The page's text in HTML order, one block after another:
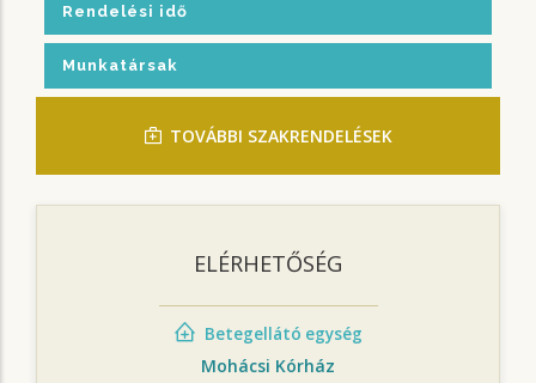
Rendelési idő
Munkatársak
TOVÁBBI SZAKRENDELÉSEK
ELÉRHETŐSÉG
Betegellátó egység
Mohácsi Kórház